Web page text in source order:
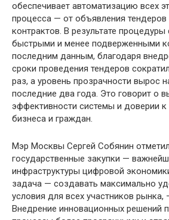
обеспечивает автоматизацию всех
процесса — от объявления
контрактов. В результате процедуры
быстрыми и менее подверженными
последним данным, благодаря
сроки проведения тендеров
раз, а уровень прозрачности вырос
последние два года. Это говорит о
эффективности системы и доверии
бизнеса и граждан.
Мэр Москвы Сергей Собянин
государственные закупки —
инфраструктуры цифровой
задача — создавать максимально
условия для всех участников
Внедрение инновационных решений